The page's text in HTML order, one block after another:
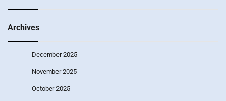
Archives
December 2025
November 2025
October 2025